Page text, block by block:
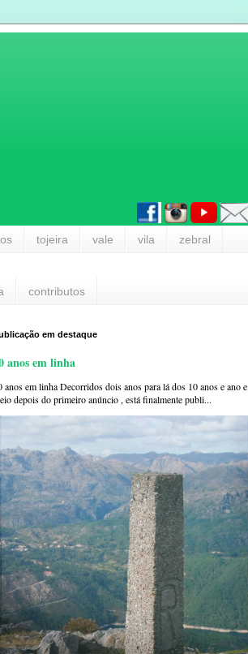
tojeira vale vila zebral
contributos
em destaque
anos em linha
anos em linha Decorridos dois anos para lá dos 10 anos e ano e
depois do primeiro anúncio , está finalmente publi...